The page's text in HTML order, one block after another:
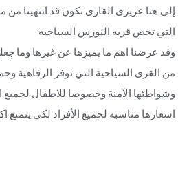
إلى هنا عزيزي القاري نكون قد انتهينا من
التي تخص قرية النورس السياحية
وقد عرضنا اهم ما يميزها عن غيرها وما
من القرى السياحية التي توفر الرفاهية
وشواطئها الآمنة وخصوصا للاطفال لجميع
اسعارها مناسبه لجميع الأفراد لكي يتمتع